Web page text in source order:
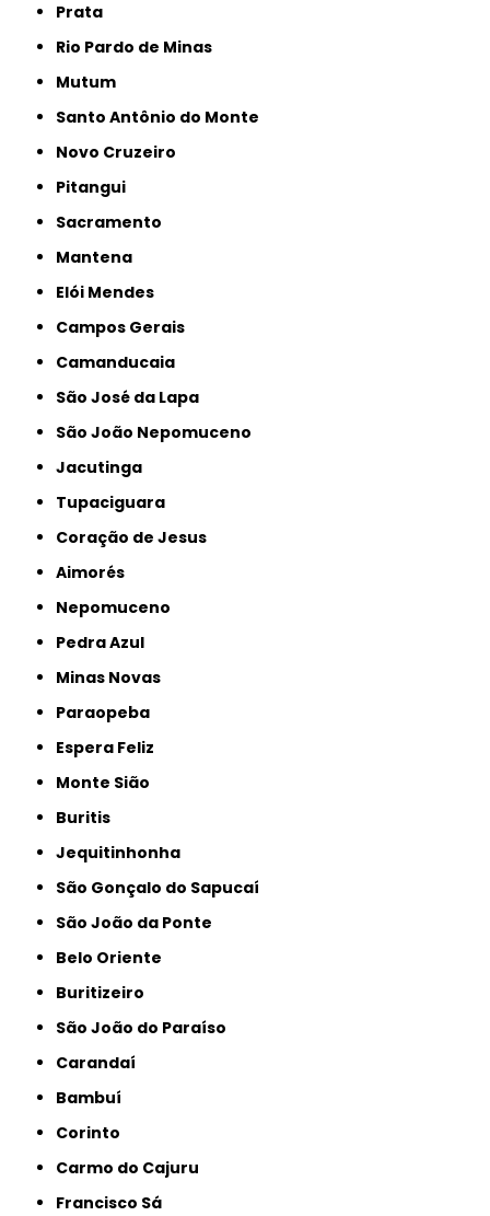
Prata
Rio Pardo de Minas
Mutum
Santo Antônio do Monte
Novo Cruzeiro
Pitangui
Sacramento
Mantena
Elói Mendes
Campos Gerais
Camanducaia
São José da Lapa
São João Nepomuceno
Jacutinga
Tupaciguara
Coração de Jesus
Aimorés
Nepomuceno
Pedra Azul
Minas Novas
Paraopeba
Espera Feliz
Monte Sião
Buritis
Jequitinhonha
São Gonçalo do Sapucaí
São João da Ponte
Belo Oriente
Buritizeiro
São João do Paraíso
Carandaí
Bambuí
Corinto
Carmo do Cajuru
Francisco Sá